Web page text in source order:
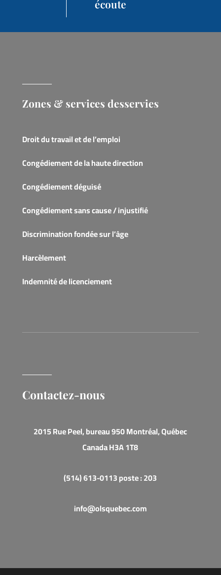
écoute
Zones & services desservies
Droit du travail et de l’emploi
Congédiement de la haute direction
Congédiement déguisé
Congédiement sans cause / injustifié
Discrimination fondée sur l’âge
Harcèlement
Indemnité de licenciement
Contactez-nous
2015 Rue Peel, bureau 950 Montréal, Québec
Canada H3A 1T8
(514) 613-0113 poste : 203
info@olsquebec.com